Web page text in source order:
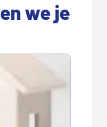
we je